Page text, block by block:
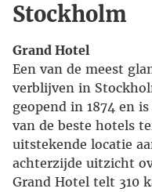
Stockholm
Grand Hotel
Een van de meest
verblijven in
geopend in 1874 en
van de beste hotels
uitstekende locatie
achterzijde uitzicht
Grand Hotel telt 310